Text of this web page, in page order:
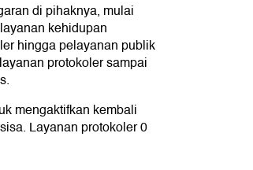
di pihaknya, mulai
kehidupan
hingga pelayanan publik
protokoler sampai
mengaktifkan kembali
Layanan protokoler 0